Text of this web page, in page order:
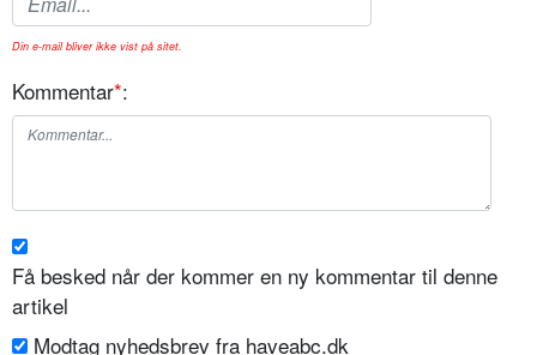
Din e-mail bliver ikke vist på sitet.
Kommentar*:
Få besked når der kommer en ny kommentar til denne
artikel
Modtag nyhedsbrev fra haveabc.dk